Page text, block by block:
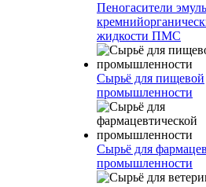
Пеногасители
жидкости ПМС
Сырьё для пищевой
промышленности
Сырьё для
промышленности